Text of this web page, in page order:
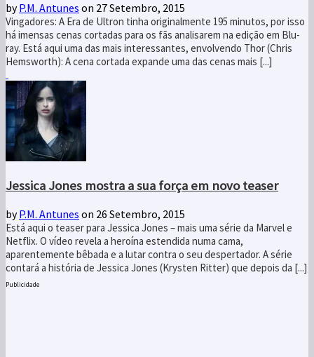
byP.M. Antunes on 27 Setembro, 2015
Vingadores: A Era de Ultron tinha originalmente 195 minutos, por isso
há imensas cenas cortadas para os fãs analisarem na edição em Blu-
ray. Está aqui uma das mais interessantes, envolvendo Thor (Chris
Hemsworth): A cena cortada expande uma das cenas mais [...]
Jessica Jones mostra a sua força em novo teaser
byP.M. Antunes on 26 Setembro, 2015
Está aqui o teaser para Jessica Jones – mais uma série da Marvel e
Netflix. O vídeo revela a heroína estendida numa cama,
aparentemente bêbada e a lutar contra o seu despertador. A série
contará a história de Jessica Jones (Krysten Ritter) que depois da [...]
Publicidade